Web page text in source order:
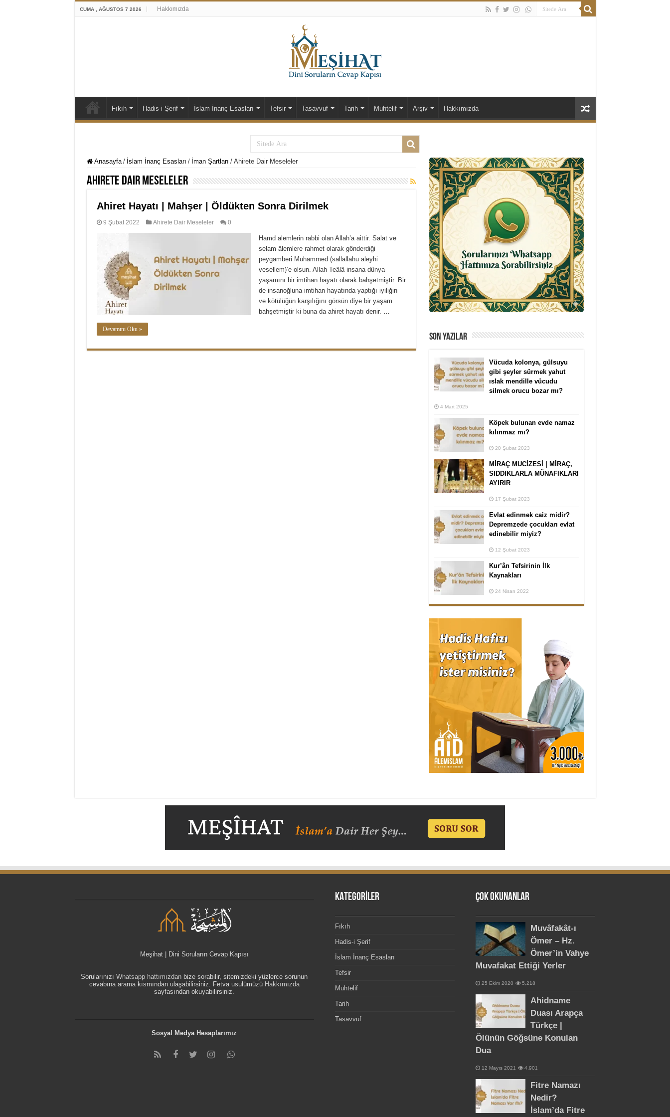
CUMA , AĞUSTOS 7 2026 Hakkımızda
Fıkıh Hadis-i Şerif İslam İnanç Esasları Tefsir Tasavvuf Tarih Muhtelif Arşiv Hakkımızda
Anasayfa / İslam İnanç Esasları / İman Şartları / Ahirete Dair Meseleler
Ahirete Dair Meseleler
Ahiret Hayatı | Mahşer | Öldükten Sonra Dirilmek
9 Şubat 2022 Ahirete Dair Meseleler 0
Hamd alemlerin rabbi olan Allah’a aittir. Salat ve
selam âlemlere rahmet olarak gönderdiği
peygamberi Muhammed (sallallahu aleyhi
vesellem)’e olsun. Allah Teâlâ insana dünya
yaşamını bir imtihan hayatı olarak bahşetmiştir. Bir
de insanoğluna imtihan hayatında yaptığı iyiliğin
ve kötülüğün karşılığını görsün diye bir yaşam
bahşetmiştir ki buna da ahiret hayatı denir. …
Devamını Oku »
SON YAZILAR
Vücuda kolonya, gülsuyu
gibi şeyler sürmek yahut
ıslak mendille vücudu
silmek orucu bozar mı?
4 Mart 2025
Köpek bulunan evde namaz
kılınmaz mı?
20 Şubat 2023
MİRAÇ MUCİZESİ | MİRAÇ,
SIDDIKLARLA MÜNAFIKLARI
AYIRIR
17 Şubat 2023
Evlat edinmek caiz midir?
Depremzede çocukları evlat
edinebilir miyiz?
12 Şubat 2023
Kur’ân Tefsirinin İlk
Kaynakları
24 Nisan 2022
Meşihat | Dini Soruların Cevap Kapısı
SorularınızıWhatsapp hattımızdan bize sorabilir, sitemizdeki yüzlerce sorunun
cevabına arama kısmından ulaşabilirsiniz. Fetva usulümüzü Hakkımızda
sayfasından okuyabilirsiniz.
Sosyal Medya Hesaplarımız
KATEGORİLER
Fıkıh
Hadis-i Şerif
İslam İnanç Esasları
Tefsir
Muhtelif
Tarih
Tasavvuf
Çok Okunanlar
Muvâfakât-ı
Ömer – Hz.
Ömer’in Vahye
Muvafakat Ettiği Yerler
25 Ekim 2020 5,218
Ahidname
Duası Arapça
Türkçe |
Ölünün Göğsüne Konulan
Dua
12 Mayıs 2021 4,901
Fitre Namazı
Nedir?
İslam’da Fitre